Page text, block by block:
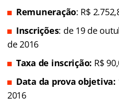
Remuneração: R$
Inscrições: de 19 de
de 2016
Taxa de inscrição: R$
Data da prova objetiva:
2016